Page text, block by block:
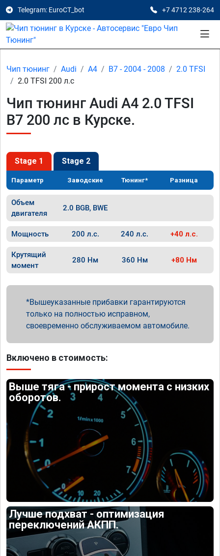
Telegram: EuroCT_bot +7 4712 238-264
Чип тюнинг Audi A4 B7 - 2004 - 2008
2.0 TFSI
2.0 TFSI 200 л.с
Чип тюнинг Audi A4 2.0 TFSI
B7 200 лс в Курске.
Stage 1 Stage 2
Параметр Заводские Тюнинг* Разница
Объем
двигателя
2.0 BGB, BWE
Мощность 200 л.с. 240 л.с. +40 л.с.
Крутящий
момент
280 Нм 360 Нм +80 Нм
Вышеуказанные прибавки гарантируются
только на полностью исправном,
своевременно обслуживаемом автомобиле.
Включено в стоимость:
Выше тяга - прирост момента с низких
оборотов.
Лучше подхват - оптимизация
переключений АКПП.